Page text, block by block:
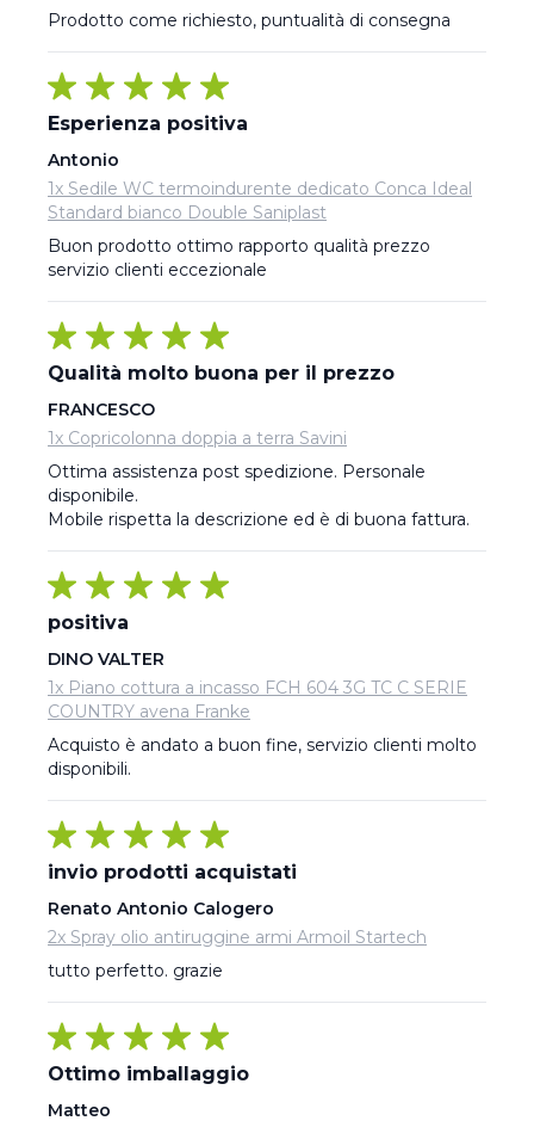
Prodotto come richiesto, puntualità di consegna
Esperienza positiva
Antonio
1x Sedile WC termoindurente dedicato Conca Ideal
Standard bianco Double Saniplast
Buon prodotto ottimo rapporto qualità prezzo
servizio clienti eccezionale
Qualità molto buona per il prezzo
FRANCESCO
1x Copricolonna doppia a terra Savini
Ottima assistenza post spedizione. Personale
disponibile.
Mobile rispetta la descrizione ed è di buona fattura.
positiva
DINO VALTER
1x Piano cottura a incasso FCH 604 3G TC C SERIE
COUNTRY avena Franke
Acquisto è andato a buon fine, servizio clienti molto
disponibili.
invio prodotti acquistati
Renato Antonio Calogero
2x Spray olio antiruggine armi Armoil Startech
tutto perfetto. grazie
Ottimo imballaggio
Matteo